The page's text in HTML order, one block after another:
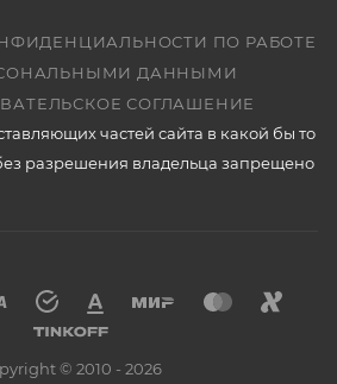
ПО РАБОТЕ
ДАННЫМИ
СОГЛАШЕНИЕ
частей сайта в какой бы то
разрешения владельца запрещено
© 2010 - 2026